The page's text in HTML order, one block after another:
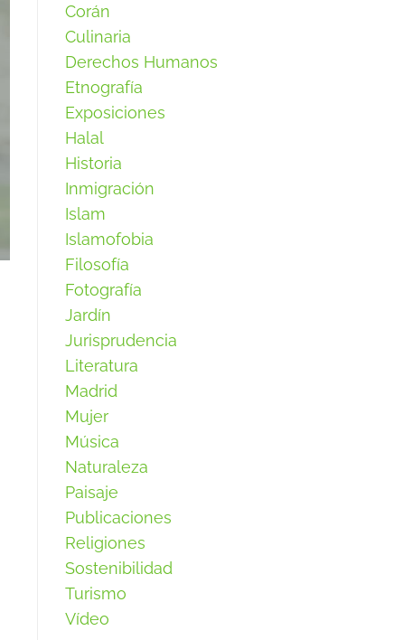
Corán
Culinaria
Derechos Humanos
Etnografía
Exposiciones
Halal
Historia
Inmigración
Islam
Islamofobia
Filosofía
Fotografía
Jardín
Jurisprudencia
Literatura
Madrid
Mujer
Música
Naturaleza
Paisaje
Publicaciones
Religiones
Sostenibilidad
Turismo
Vídeo